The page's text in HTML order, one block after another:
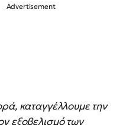
καταγγέλλουμε την
εξοβελισμό των